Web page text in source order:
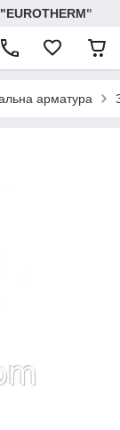
арматура